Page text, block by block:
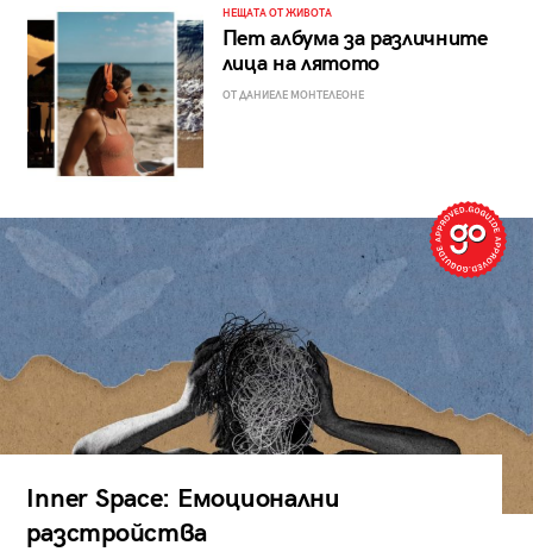
НЕЩАТА ОТ ЖИВОТА
Пет албума за различните
лица на лятото
ОТ ДАНИЕЛЕ МОНТЕЛЕОНЕ
Inner Space: Емоционални
разстройства